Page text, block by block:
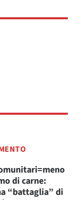
di carne:
“battaglia” di